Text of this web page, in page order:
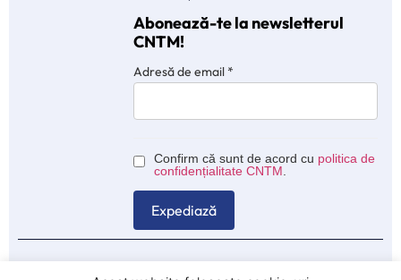
Abonează-te la newsletterul
CNTM!
Adresă de email*
Confirm că sunt de acord cu politica de
confidențialitate CNTM
© 2025 CNTM – Consiliul Naţional al Tineretului din Moldova.